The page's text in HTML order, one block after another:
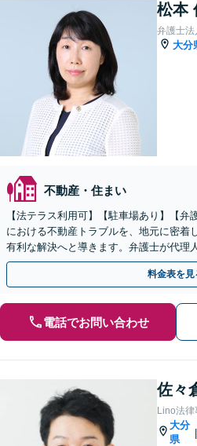
松本
弁護士法
大分
不動産・住まい
【法テラス利用可】【駐車場あり】【
における不動産トラブルを、地元に密着
有利な解決へと導きます。弁護士が代理
進めてまいります。ぜひ一度ご相談くだ
料金表を見
電話でお問い合わせ
佐々
Lino法律
大分
県
|